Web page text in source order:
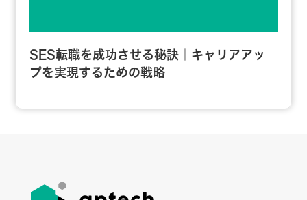
SES転職を成功させる秘訣｜キャリアアッ
プを実現するための戦略